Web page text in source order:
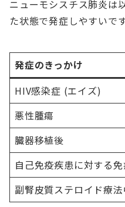
ニューモシスチス肺炎は
た状態で発症しやすいです
発症のきっかけ
HIV感染症 (エイズ)
悪性腫瘍
臓器移植後
自己免疫疾患に対する
副腎皮質ステロイド療法